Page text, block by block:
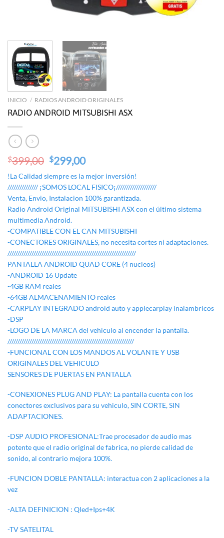
INICIO / RADIOS ANDROID ORIGINALES
RADIO ANDROID MITSUBISHI ASX
$399,00 Original
was:
$399,00.
$299,00Current
is:
$299,00.
!La Calidad siempre es la mejor inversión!
/////////////// ¡SOMOS LOCAL FISICO¡////////////////////
Venta, Envio, Instalacion 100% garantizada.
Radio Android Original MITSUBISHI ASX con el último sistema
multimedia Android.
-COMPATIBLE CON EL CAN MITSUBISHI
-CONECTORES ORIGINALES, no necesita cortes ni adaptaciones.
////////////////////////////////////////////////////////////////
PANTALLA ANDROID QUAD CORE (4 nucleos)
-ANDROID 16 Update
-4GB RAM reales
-64GB ALMACENAMIENTO reales
-CARPLAY INTEGRADO android auto y applecarplay inalambricos
-DSP
-LOGO DE LA MARCA del vehiculo al encender la pantalla.
///////////////////////////////////////////////////////////////
-FUNCIONAL CON LOS MANDOS AL VOLANTE Y USB
ORIGINALES DEL VEHICULO
SENSORES DE PUERTAS EN PANTALLA
-CONEXIONES PLUG AND PLAY: La pantalla cuenta con los
conectores exclusivos para su vehiculo, SIN CORTE, SIN
ADAPTACIONES.
-DSP AUDIO PROFESIONAL:Trae procesador de audio mas
potente que el radio original de fabrica, no pierde calidad de
sonido, al contrario mejora 100%.
-FUNCION DOBLE PANTALLA: interactua con 2 aplicaciones a la
vez
-ALTA DEFINICION : Qled+Ips+4K
-TV SATELITAL